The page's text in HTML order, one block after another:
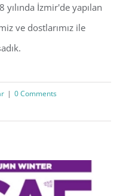
yılında İzmir'de yapılan
ve dostlarımız ile
| 0 Comments